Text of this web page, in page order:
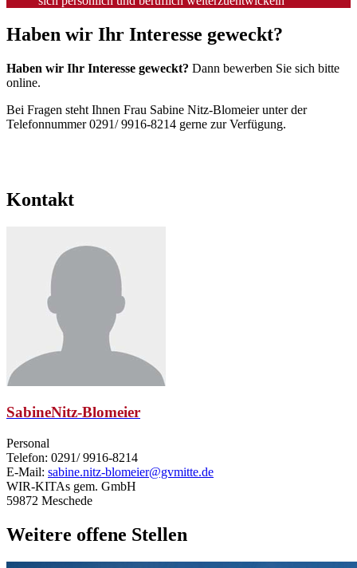
Haben wir Ihr Interesse geweckt?
Haben wir Ihr Interesse geweckt? Dann bewerben Sie sich bitte
online.
Bei Fragen steht Ihnen Frau Sabine Nitz-Blomeier unter der
Telefonnummer 0291/ 9916-8214 gerne zur Verfügung.
Kontakt
SabineNitz-Blomeier
Personal
Telefon: 0291/ 9916-8214
E-Mail: sabine.nitz-blomeier@gvmitte.de
WIR-KITAs gem. GmbH
59872 Meschede
Weitere offene Stellen